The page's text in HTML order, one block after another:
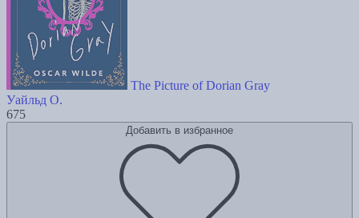
The Picture of Dorian Gray
Уайльд О.
675
Добавить в избранное